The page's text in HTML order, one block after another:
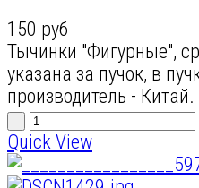
150 руб
Тычинки "Фигурные",
указана за пучок, в
производитель - Китай.
Quick View